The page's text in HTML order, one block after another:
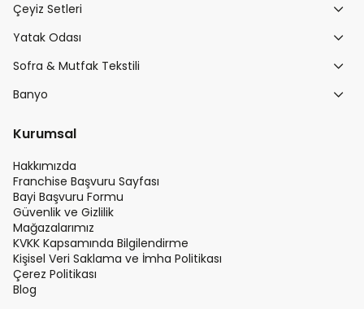
Çeyiz Setleri
Yatak Odası
Sofra & Mutfak Tekstili
Banyo
Kurumsal
Hakkımızda
Franchise Başvuru Sayfası
Bayi Başvuru Formu
Güvenlik ve Gizlilik
Mağazalarımız
KVKK Kapsamında Bilgilendirme
Kişisel Veri Saklama ve İmha Politikası
Çerez Politikası
Blog